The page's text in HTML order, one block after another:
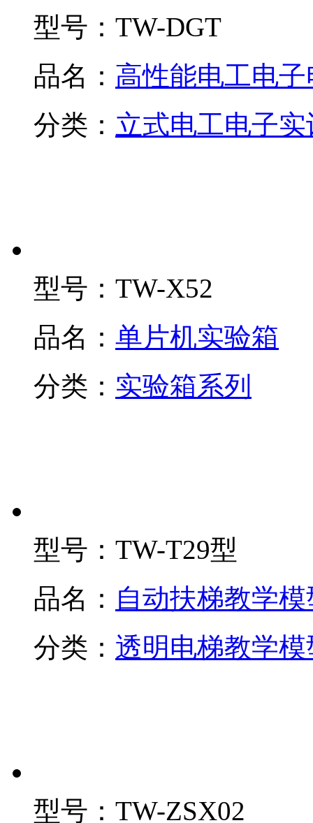
型号： TW-DGT
品名： 高性能电工电
分类： 立式电工电子
型号： TW-X52
品名： 单片机实验箱
分类： 实验箱系列
型号： TW-T29型
品名： 自动扶梯教学
分类： 透明电梯教学模
型号： TW-ZSX02